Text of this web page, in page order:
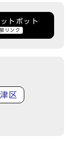
トボット
リンク
区